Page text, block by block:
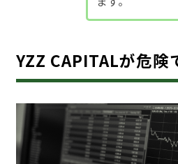
YZZ CAPITALが危険